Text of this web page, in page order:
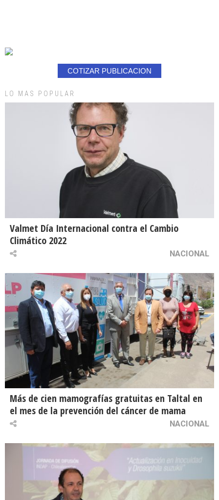
COTIZAR PUBLICACION
LO MAS POPULAR
Valmet Día Internacional contra el Cambio
Climático 2022
NACIONAL
Más de cien mamografías gratuitas en Taltal en
el mes de la prevención del cáncer de mama
NACIONAL